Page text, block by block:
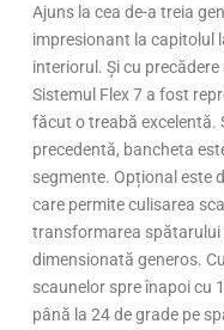
Ajuns la cea de-a treia
impresionant la capitolul
interiorul. Și cu
Sistemul Flex 7 a fost
făcut o treabă excelentă.
precedentă, bancheta
segmente. Opțional este
care permite culisarea
transformarea spătarului
dimensionată generos.
scaunelor spre înapoi cu
până la 24 de grade pe